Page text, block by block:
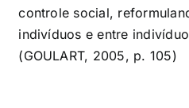
controle social,
indivíduos e entre
(GOULART, 2005, p. 105)